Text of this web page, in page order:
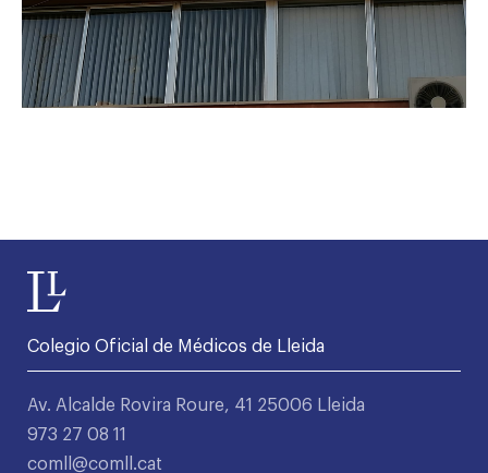
Colegio Oficial de Médicos de Lleida
Av. Alcalde Rovira Roure, 41 25006 Lleida
973 27 08 11
comll@comll.cat